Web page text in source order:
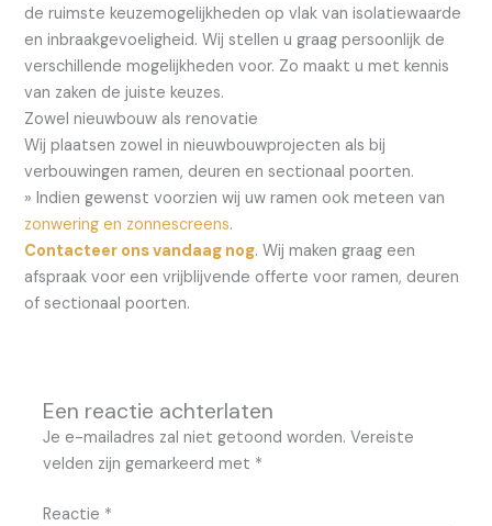
de ruimste keuzemogelijkheden op vlak van isolatiewaarde
en inbraakgevoeligheid. Wij stellen u graag persoonlijk de
verschillende mogelijkheden voor. Zo maakt u met kennis
van zaken de juiste keuzes.
Zowel nieuwbouw als renovatie
Wij plaatsen zowel in nieuwbouwprojecten als bij
verbouwingen ramen, deuren en sectionaal poorten.
» Indien gewenst voorzien wij uw ramen ook meteen van
zonwering en zonnescreens.
Contacteer ons vandaag nog. Wij maken graag een
afspraak voor een vrijblijvende offerte voor ramen, deuren
of sectionaal poorten.
Een reactie achterlaten
Je e-mailadres zal niet getoond worden. Vereiste
velden zijn gemarkeerd met *
Reactie *